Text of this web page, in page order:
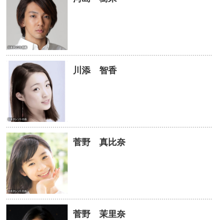
川添 智香
菅野 真比奈
菅野 茉里奈